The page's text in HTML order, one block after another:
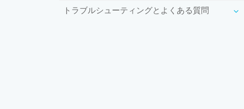
トラブルシューティングとよくある質問